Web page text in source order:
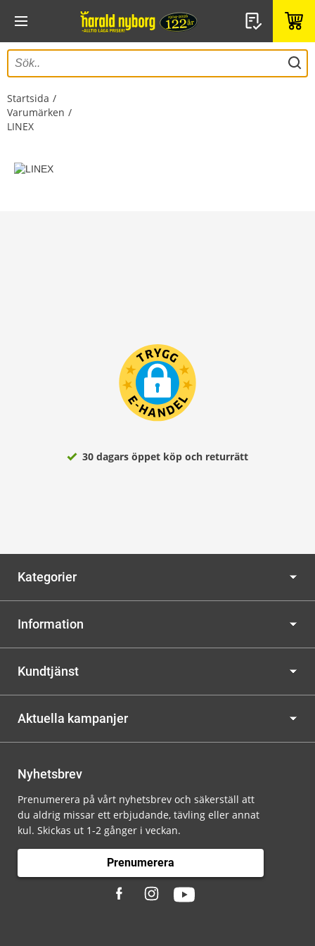
Startsida
Varumärken
LINEX
30 dagars öppet köp och returrätt
Kategorier
Information
Kundtjänst
Aktuella kampanjer
Nyhetsbrev
Prenumerera på vårt nyhetsbrev och säkerställ att
du aldrig missar ett erbjudande, tävling eller annat
kul. Skickas ut 1-2 gånger i veckan.
Prenumerera